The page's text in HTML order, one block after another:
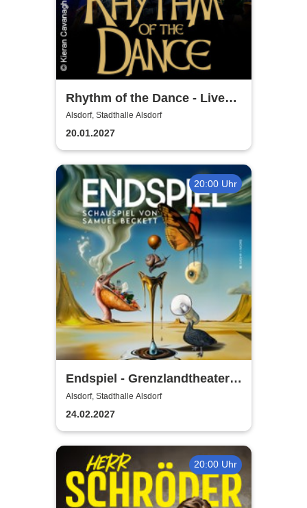
Rhythm of the Dance - Live
2027
Alsdorf, Stadthalle Alsdorf
20.01.2027
20:00 Uhr
Endspiel - Grenzlandtheater
Aachen
Alsdorf, Stadthalle Alsdorf
24.02.2027
20:00 Uhr